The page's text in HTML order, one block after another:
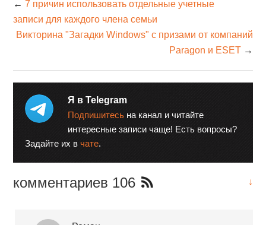
← 7 причин использовать отдельные учетные
записи для каждого члена семьи
Викторина "Загадки Windows" с призами от компаний
Paragon и ESET →
Я в Telegram
Подпишитесь на канал и читайте
интересные записи чаще! Есть вопросы?
Задайте их вчате.
комментариев 106 ↓